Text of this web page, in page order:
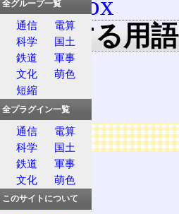
関連する用語
rmdir
cd
広告
全グループ一覧
通信
電算
科学
国土
鉄道
軍事
文化
萌色
短縮
全プラグイン一覧
通信
電算
科学
国土
鉄道
軍事
文化
萌色
このサイトについて